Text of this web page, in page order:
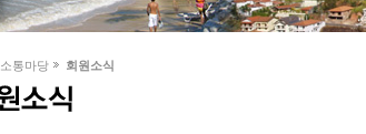
소통마당 회원소식